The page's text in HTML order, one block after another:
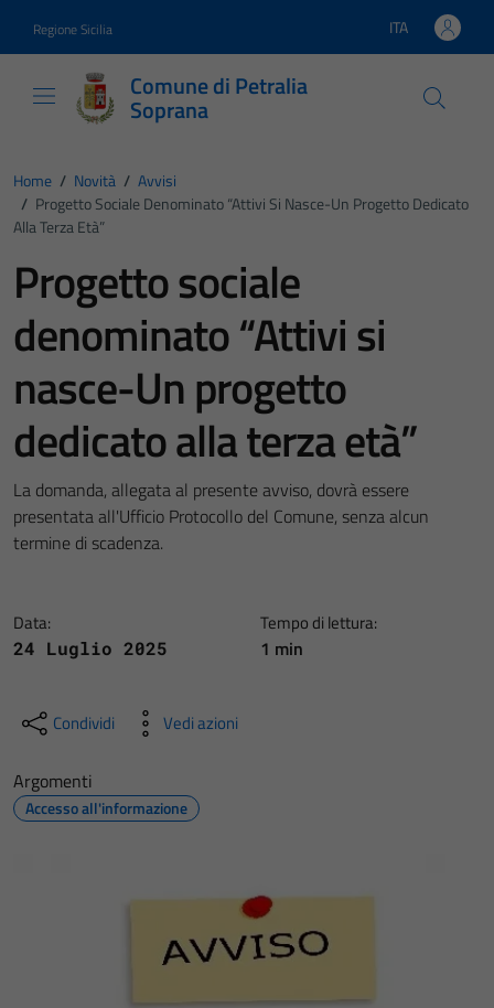
Regione Sicilia Lingua attiva:
ITA
Comune di Petralia
Soprana
Home / Novità / Avvisi
/ Progetto Sociale Denominato “Attivi Si Nasce-Un Progetto Dedicato
Alla Terza Età”
Progetto sociale
denominato “Attivi si
nasce-Un progetto
dedicato alla terza età”
La domanda, allegata al presente avviso, dovrà essere
presentata all'Ufficio Protocollo del Comune, senza alcun
termine di scadenza.
Data:
24 Luglio 2025
Tempo di lettura:
1 min
Condividi Vedi azioni
Argomenti
Accesso all'informazione